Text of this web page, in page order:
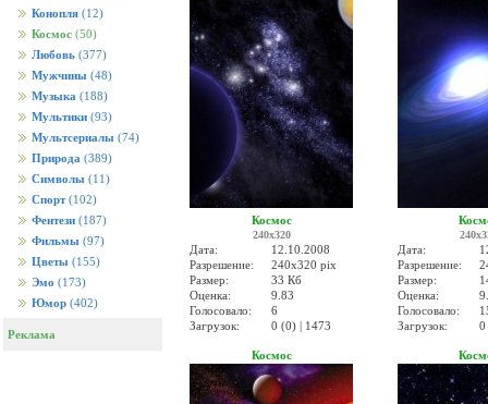
Конопля (12)
Космос (50)
Любовь (377)
Мужчины (48)
Музыка (188)
Мультики (93)
Мультсериалы (74)
Природа (389)
Символы (11)
Спорт (102)
Фентези (187)
Фильмы (97)
Цветы (155)
Эмо (173)
Юмор (402)
Реклама
Космос
240x320
Дата:
12.10.2008
Разрешение:
240x320 pix
Размер:
33 Кб
Оценка:
9.83
Голосовало:
6
Загрузок:
0 (0) | 1473
Дата:
Разрешение:
Размер:
Оценка:
Голосовало:
Загрузок:
0
Космос